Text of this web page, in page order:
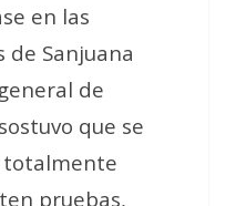
en las
de Sanjuana
de
que se
totalmente
pruebas,